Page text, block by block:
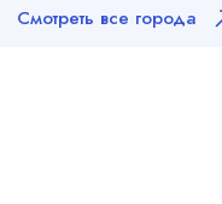
Смотреть все города